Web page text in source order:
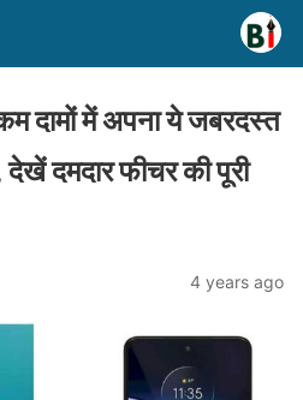
में अपना ये जबरदस्त
देखें दमदार फीचर की पूरी
4 years ago